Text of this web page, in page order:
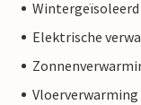
Wintergeïsoleerd
Elektrische
Vloerverwarming